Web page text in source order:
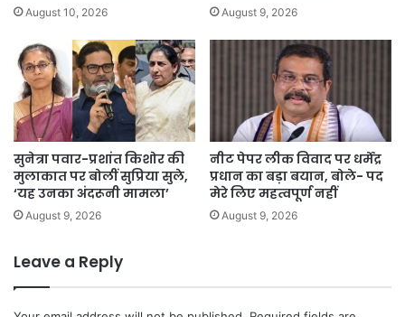
August 10, 2026 August 9, 2026
सुनेत्रा पवार-प्रशांत किशोर की
मुलाकात पर बोलीं सुप्रिया सुले,
‘यह उनका अंदरूनी मामला’
August 9, 2026
नीट पेपर लीक विवाद पर धर्मेंद्र
प्रधान का बड़ा बयान, बोले- पद
मेरे लिए महत्वपूर्ण नहीं
August 9, 2026
Leave a Reply